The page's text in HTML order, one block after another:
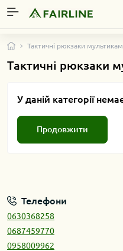
Тактичні рюкзаки мультикам
Тактичні рюкзаки
У даній категорії
Продовжити
Телефони
0630368258
0687459770
0958009962